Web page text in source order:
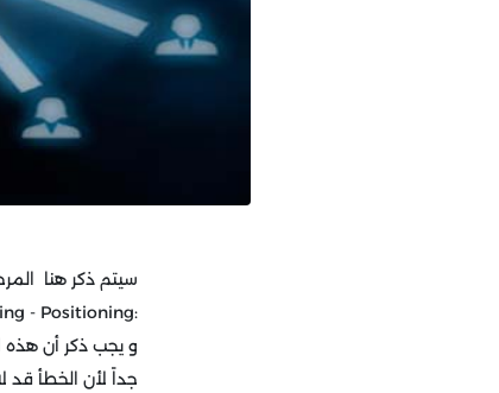
سيتم ذكر هنا
:
- Positioning
و يجب ذكر أن هذه
جداً لأن الخطأ قد